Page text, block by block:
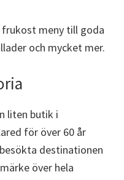
meny till goda
och mycket mer.
liten butik i
för över 60 år
destinationen
över hela